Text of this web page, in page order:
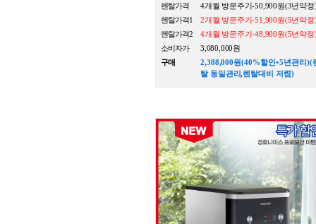
렌탈가격
4개월 방문주기-50,900원(3년약정
렌탈가격1
2개월 방문주기-51,900원(5년약정
렌탈가격2
4개월 방문주기-48,900원(5년약정
소비자가
3,080,000원
구매
2,388,000원(40%할인+5년관리)(
탈 동일관리,렌탈대비 저렴)